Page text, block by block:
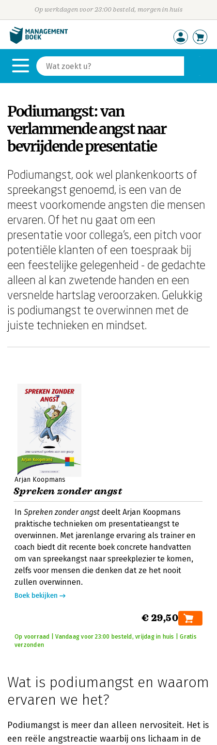
Op werkdagen voor 23:00 besteld, morgen in huis
Podiumangst: van
verlammende angst naar
bevrijdende presentatie
Podiumangst, ook wel plankenkoorts of
spreekangst genoemd, is een van de
meest voorkomende angsten die mensen
ervaren. Of het nu gaat om een
presentatie voor collega's, een pitch voor
potentiële klanten of een toespraak bij
een feestelijke gelegenheid - de gedachte
alleen al kan zwetende handen en een
versnelde hartslag veroorzaken. Gelukkig
is podiumangst te overwinnen met de
juiste technieken en mindset.
Arjan Koopmans
Spreken zonder angst
In Spreken zonder angst deelt Arjan Koopmans
praktische technieken om presentatieangst te
overwinnen. Met jarenlange ervaring als trainer en
coach biedt dit recente boek concrete handvatten
om van spreekangst naar spreekplezier te komen,
zelfs voor mensen die denken dat ze het nooit
zullen overwinnen.
Boek bekijken
€ 29,50
Op voorraad | Vandaag voor 23:00 besteld, vrijdag in huis | Gratis
verzonden
Wat is podiumangst en waarom
ervaren we het?
Podiumangst is meer dan alleen nervositeit. Het is
een reële angstreactie waarbij ons lichaam in de